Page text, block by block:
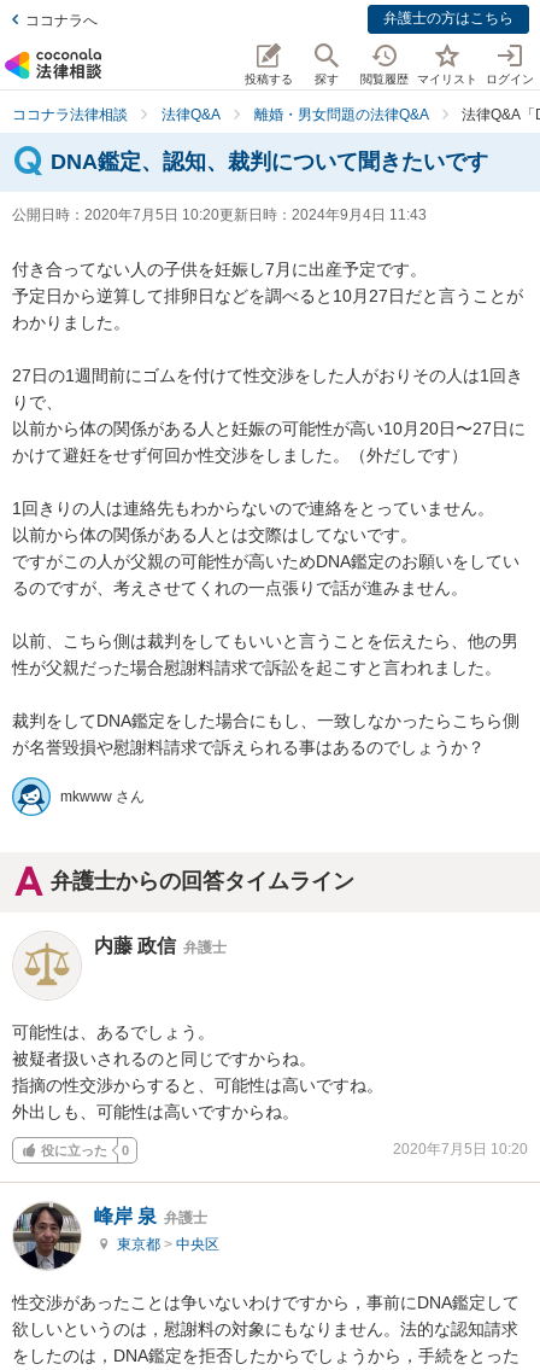
ココナラへ 弁護士の方はこちら
投稿する 探す 閲覧履歴 マイリスト ログイン
ココナラ法律相談 法律Q&A 離婚・男女問題の法律Q&A 法律Q&A
DNA鑑定、認知、裁判について聞きたいです
公開日時： 2020年7月5日 10:20更新日時： 2024年9月4日 11:43
付き合ってない人の子供を妊娠し7月に出産予定です。
予定日から逆算して排卵日などを調べると10月27日だと言うことが
わかりました。
27日の1週間前にゴムを付けて性交渉をした人がおりその人は1回き
りで、
以前から体の関係がある人と妊娠の可能性が高い10月20日〜27日に
かけて避妊をせず何回か性交渉をしました。（外だしです）
1回きりの人は連絡先もわからないので連絡をとっていません。
以前から体の関係がある人とは交際はしてないです。
ですがこの人が父親の可能性が高いためDNA鑑定のお願いをしてい
るのですが、考えさせてくれの一点張りで話が進みません。
以前、こちら側は裁判をしてもいいと言うことを伝えたら、他の男
性が父親だった場合慰謝料請求で訴訟を起こすと言われました。
裁判をしてDNA鑑定をした場合にもし、一致しなかったらこちら側
が名誉毀損や慰謝料請求で訴えられる事はあるのでしょうか？
mkwww さん
弁護士からの回答タイムライン
内藤 政信 弁護士
可能性は、あるでしょう。
被疑者扱いされるのと同じですからね。
指摘の性交渉からすると、可能性は高いですね。
外出しも、可能性は高いですからね。
役に立った 0 2020年7月5日 10:20
峰岸 泉 弁護士
東京都 > 中央区
性交渉があったことは争いないわけですから，事前にDNA鑑定して
欲しいというのは，慰謝料の対象にもなりません。法的な認知請求
をしたのは，DNA鑑定を拒否したからでしょうから，手続をとった